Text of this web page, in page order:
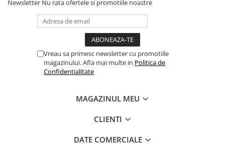
Tricouri si topuri
Rochii de eveniment
Newsletter Nu rata ofertele si promotiile noastre
Vreau sa primesc newsletter cu promotiile
magazinului. Afla mai multe in Politica de
Confidentialitate
MAGAZINUL MEU
CLIENTI
DATE COMERCIALE